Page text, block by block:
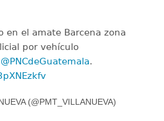
en el amate Barcena zona
por vehículo
@PNCdeGuatemala.
(@PMT_VILLANUEVA)